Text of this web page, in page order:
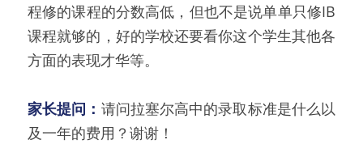
程修的课程的分数高低，但也不是说单单只修IB
课程就够的，好的学校还要看你这个学生其他各
方面的表现才华等。
家长提问： 请问拉塞尔高中的录取标准是什么以
及一年的费用？谢谢！